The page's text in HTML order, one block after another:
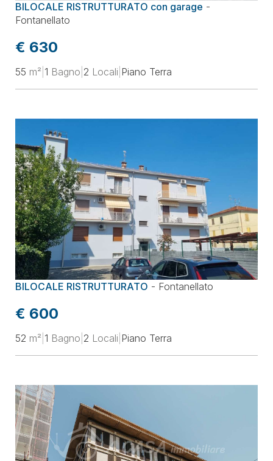
BILOCALE RISTRUTTURATO con garage -
Fontanellato
€ 630
55 m² 1 Bagno 2 Locali Piano Terra
BILOCALE RISTRUTTURATO - Fontanellato
€ 600
52 m² 1 Bagno 2 Locali Piano Terra